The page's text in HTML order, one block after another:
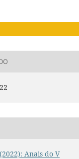
Anais do V